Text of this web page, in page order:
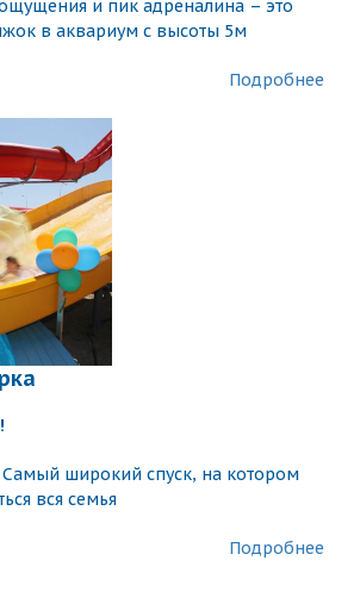
и пик адреналина – это
в аквариум с высоты 5м
Подробнее
Самый широкий спуск, на котором
вся семья
Подробнее